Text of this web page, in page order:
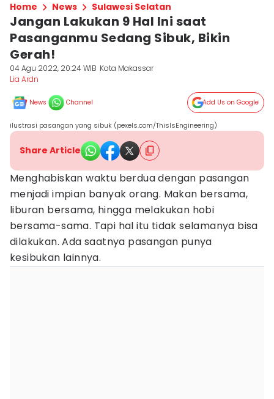
Home News Sulawesi Selatan
Jangan Lakukan 9 Hal Ini saat
Pasanganmu Sedang Sibuk, Bikin
Gerah!
04 Agu 2022, 20:24 WIB Kota Makassar
Lia Ardn
News Channel Add Us on Google
ilustrasi pasangan yang sibuk (pexels.com/ThisIsEngineering)
Share Article
Menghabiskan waktu berdua dengan pasangan
menjadi impian banyak orang. Makan bersama,
liburan bersama, hingga melakukan hobi
bersama-sama. Tapi hal itu tidak selamanya bisa
dilakukan. Ada saatnya pasangan punya
kesibukan lainnya.